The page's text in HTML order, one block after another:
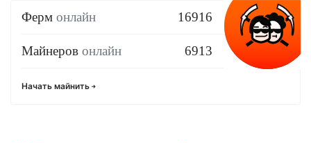
Ферм онлайн 16916
Майнеров онлайн 6913
Начать майнить